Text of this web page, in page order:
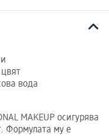
вода
MAKEUP осигурява
Формулата му е